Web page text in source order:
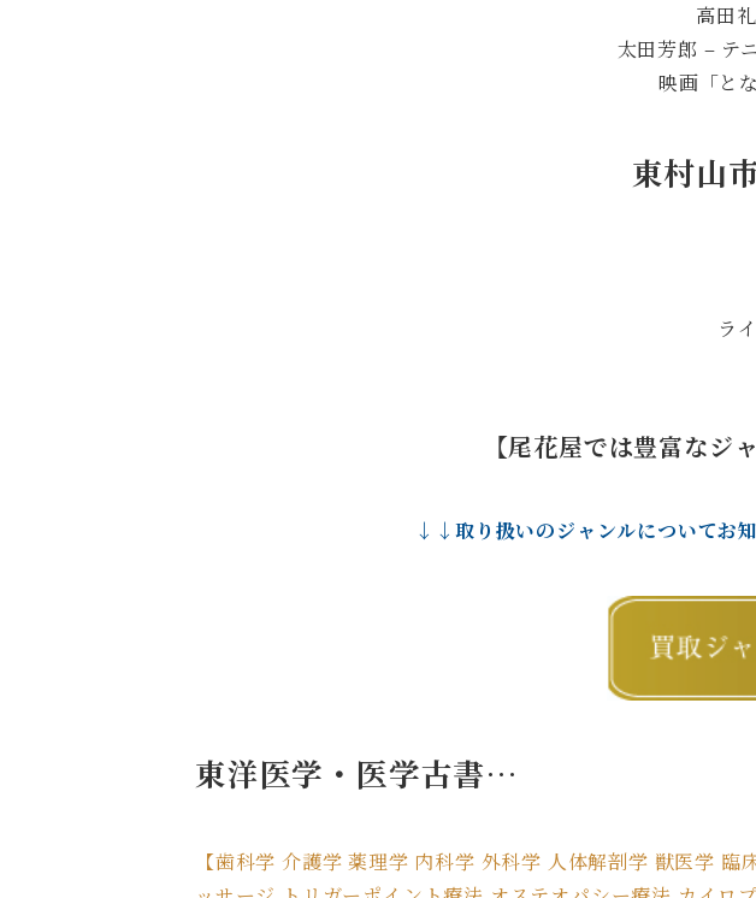
高田
太田芳郎 – テ
映画「と
東村山
ラ
【尾花屋では豊富なジ
↓↓取り扱いのジャンルについてお
東洋医学・医学古書…
【歯科学 介護学 薬理学 内科学 外科学 人体解剖学 獣医学